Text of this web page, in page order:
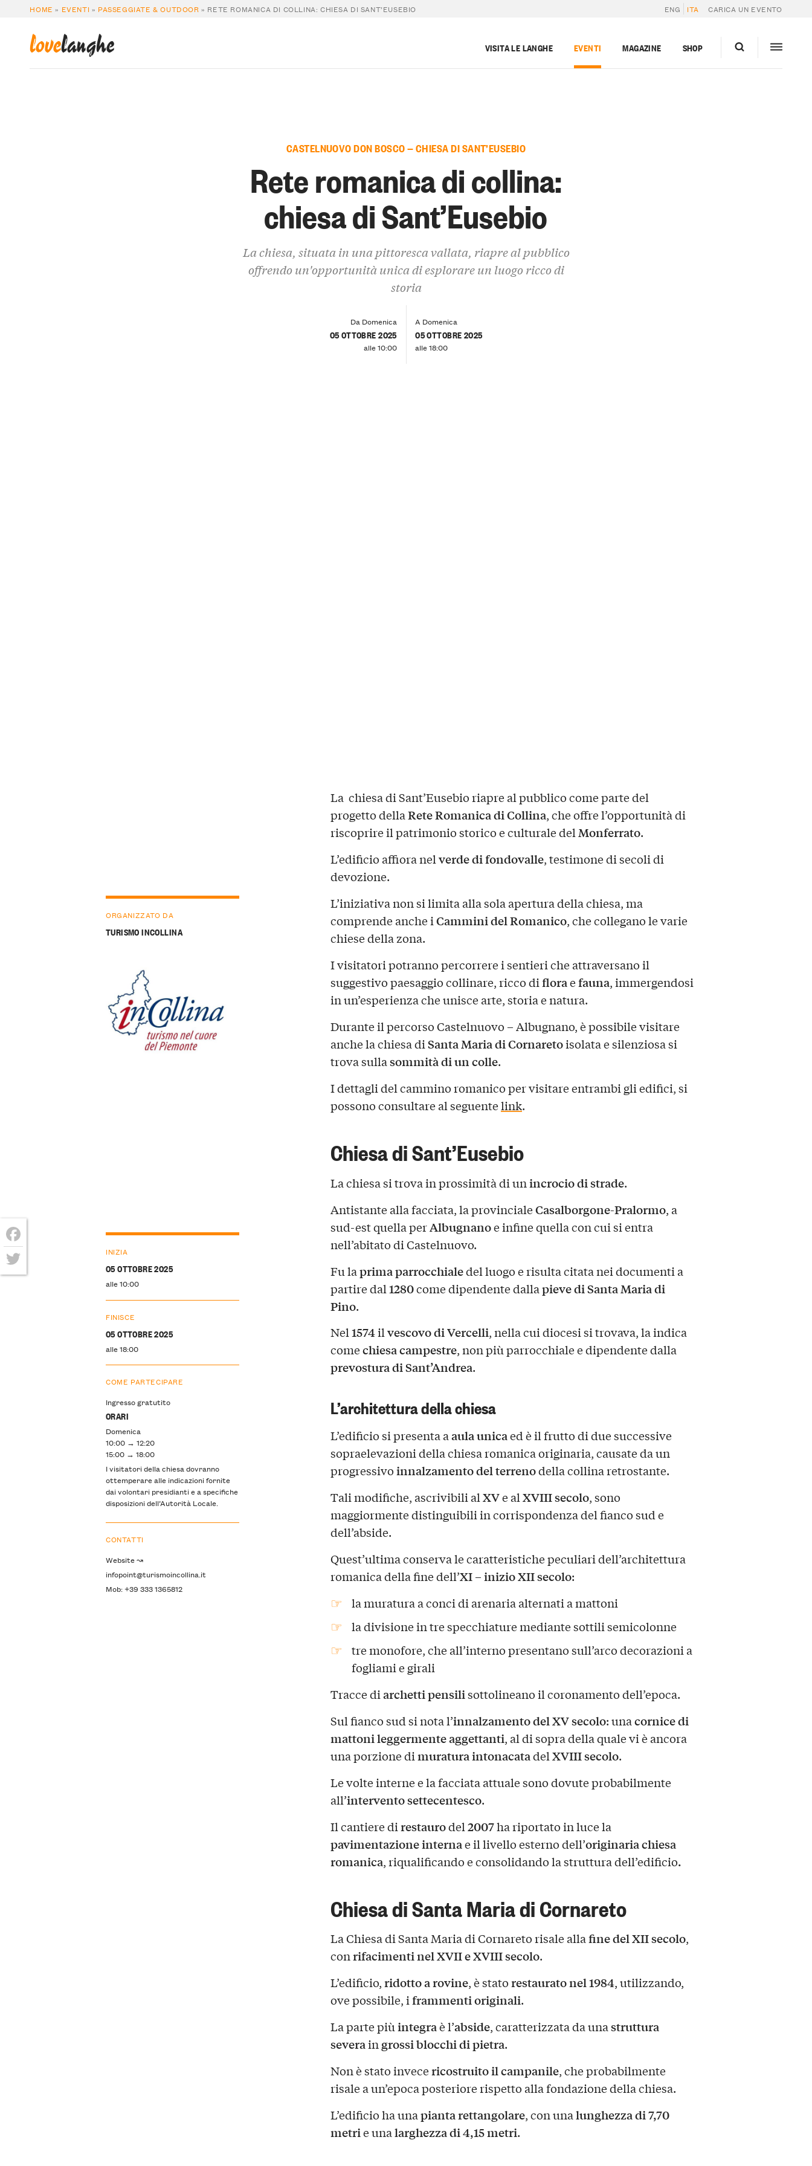
HOME » EVENTI » PASSEGGIATE & OUTDOOR » RETE ROMANICA DI COLLINA: CHIESA DI SANT’EUSEBIO ENG ITA CARICA UN EVENTO
lovelanghe VISITA LE LANGHE EVENTI MAGAZINE SHOP
CASTELNUOVO DON BOSCO — CHIESA DI SANT’EUSEBIO
Rete romanica di collina:
chiesa di Sant’Eusebio
La chiesa, situata in una pittoresca vallata, riapre al pubblico
offrendo un'opportunità unica di esplorare un luogo ricco di
storia
Da Domenica
05 OTTOBRE 2025
alle 10:00
A Domenica
05 OTTOBRE 2025
alle 18:00
La chiesa di Sant’Eusebio riapre al pubblico come parte del
progetto dellaRete Romanica di Collina, che offre l’opportunità di
riscoprire il patrimonio storico e culturale delMonferrato.
L’edificio affiora nelverde di fondovalle, testimone di secoli di
devozione.
L’iniziativa non si limita alla sola apertura della chiesa, ma
comprende anche iCammini del Romanico, che collegano le varie
chiese della zona.
I visitatori potranno percorrere i sentieri che attraversano il
suggestivo paesaggio collinare, ricco difloraefauna, immergendosi
in un’esperienza che unisce arte, storia e natura.
Durante il percorso Castelnuovo – Albugnano, è possibile visitare
anche la chiesa diSanta Maria di Cornaretoisolata e silenziosa si
trova sullasommità di un colle.
I dettagli del cammino romanico per visitare entrambi gli edifici, si
possono consultare al seguentelink.
Chiesa di Sant’Eusebio
La chiesa si trova in prossimità di unincrocio di strade.
Antistante alla facciata, la provincialeCasalborgone-Pralormo, a
sud-est quella perAlbugnanoe infine quella con cui si entra
nell’abitato di Castelnuovo.
Fu laprima parrocchialedel luogo e risulta citata nei documenti a
partire dal1280come dipendente dallapieve di Santa Maria di
Pino.
Nel1574ilvescovo di Vercelli, nella cui diocesi si trovava, la indica
comechiesa campestre, non più parrocchiale e dipendente dalla
prevostura di Sant’Andrea.
L’architettura della chiesa
L’edificio si presenta aaula unicaed è il frutto di due successive
sopraelevazioni della chiesa romanica originaria, causate da un
progressivoinnalzamento del terrenodella collina retrostante.
Tali modifiche, ascrivibili alXVe alXVIII secolo, sono
maggiormente distinguibili in corrispondenza del fianco sud e
dell’abside.
Quest’ultima conserva le caratteristiche peculiari dell’architettura
romanica della fine dell’XI – inizio XII secolo:
la muratura a conci di arenaria alternati a mattoni
la divisione in tre specchiature mediante sottili semicolonne
tre monofore, che all’interno presentano sull’arco decorazioni a
fogliami e girali
Tracce diarchetti pensilisottolineano il coronamento dell’epoca.
Sul fianco sud si nota l’innalzamento del XV secolo: unacornice di
mattoni leggermente aggettanti, al di sopra della quale vi è ancora
una porzione dimuratura intonacatadelXVIII secolo.
Le volte interne e la facciata attuale sono dovute probabilmente
all’intervento settecentesco.
Il cantiere direstaurodel2007ha riportato in luce la
pavimentazione internae il livello esterno dell’originaria chiesa
romanica, riqualificando e consolidando la struttura dell’edificio.
Chiesa di Santa Maria di Cornareto
La Chiesa di Santa Maria di Cornareto risale allafine del XII secolo,
conrifacimenti nel XVII e XVIII secolo.
L’edificio,ridotto a rovine, è statorestaurato nel 1984, utilizzando,
ove possibile, iframmenti originali.
La parte piùintegraè l’abside, caratterizzata da unastruttura
severaingrossi blocchi di pietra.
Non è stato invecericostruito il campanile, che probabilmente
risale a un’epoca posteriore rispetto alla fondazione della chiesa.
L’edificio ha unapianta rettangolare, con unalunghezza di 7,70
metrie unalarghezza di 4,15 metri.
ORGANIZZATO DA
TURISMO INCOLLINA
INIZIA
05 OTTOBRE 2025
alle 10:00
FINISCE
05 OTTOBRE 2025
alle 18:00
COME PARTECIPARE
Ingresso gratutito
ORARI
Domenica
10:00 → 12:20
15:00 → 18:00
I visitatori della chiesa dovranno
ottemperare alle indicazioni fornite
dai volontari presidianti e a specifiche
disposizioni dell’Autorità Locale.
CONTATTI
Website ↝
infopoint@turismoincollina.it
Mob: +39 333 1365812
Facebook
Twitter